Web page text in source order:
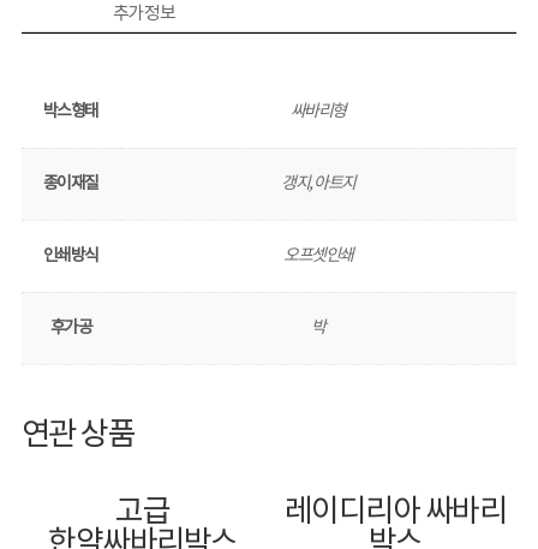
추가 정보
박스형태 싸바리형
종이재질 갱지, 아트지
인쇄방식 오프셋인쇄
후가공 박
연관 상품
고급
레이디리아 싸바리